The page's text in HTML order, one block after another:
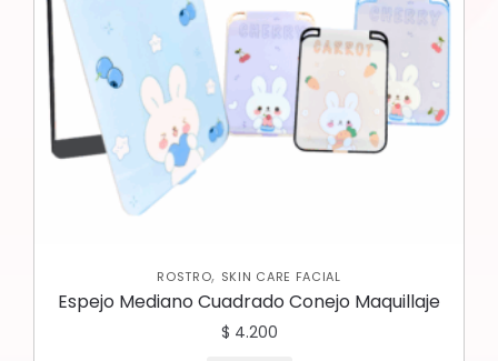
ROSTRO, SKIN CARE FACIAL
Espejo Mediano Cuadrado Conejo Maquillaje
$ 4.200